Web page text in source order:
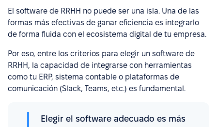
El software de RRHH no puede ser una isla. Una de las
formas más efectivas de ganar eficiencia es integrarlo
de forma fluida con el ecosistema digital de tu empresa.
Por eso, entre los criterios para elegir un software de
RRHH, la capacidad de integrarse con herramientas
como tu ERP, sistema contable o plataformas de
comunicación (Slack, Teams, etc.) es fundamental.
Elegir el software adecuado es más